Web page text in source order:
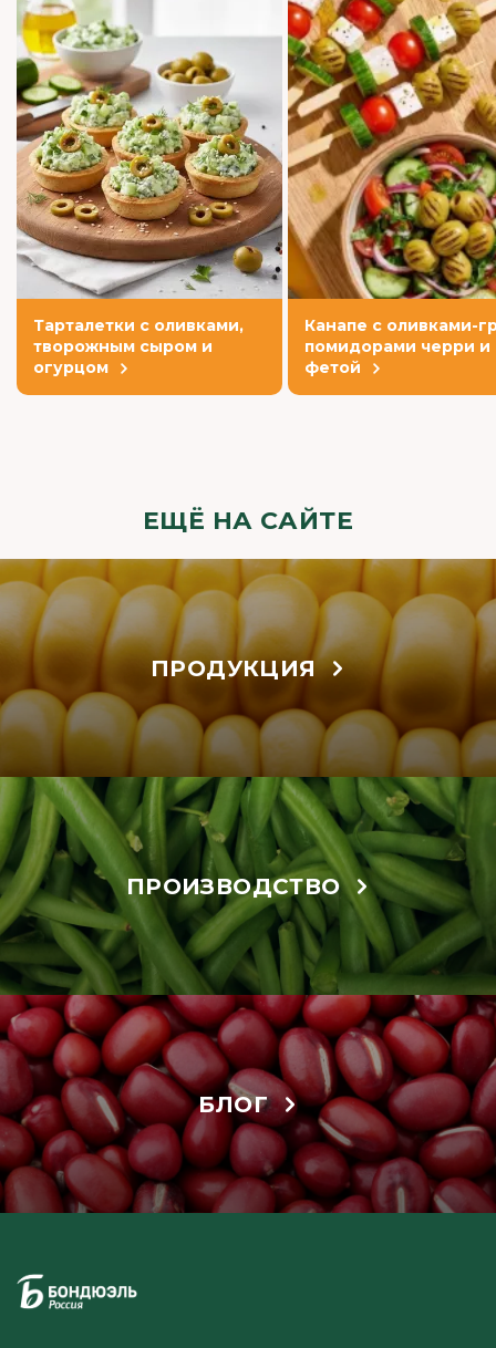
Тарталетки с оливками,
творожным сыром и
огурцом
Канапе с оливками-
помидорами черри и
фетой
ЕЩЁ НА САЙТЕ
ПРОДУКЦИЯ
ПРОИЗВОДСТВО
БЛОГ